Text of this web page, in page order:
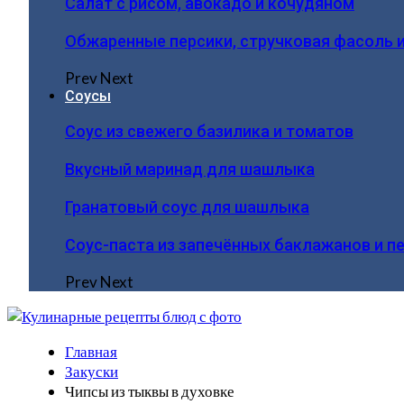
Обжаренные персики, стручковая фасоль
PrevNext
Соусы
Соус из свежего базилика и томатов
Вкусный маринад для шашлыка
Гранатовый соус для шашлыка
Соус-паста из запечённых баклажанов и
PrevNext
Главная
Закуски
Чипсы из тыквы в духовке